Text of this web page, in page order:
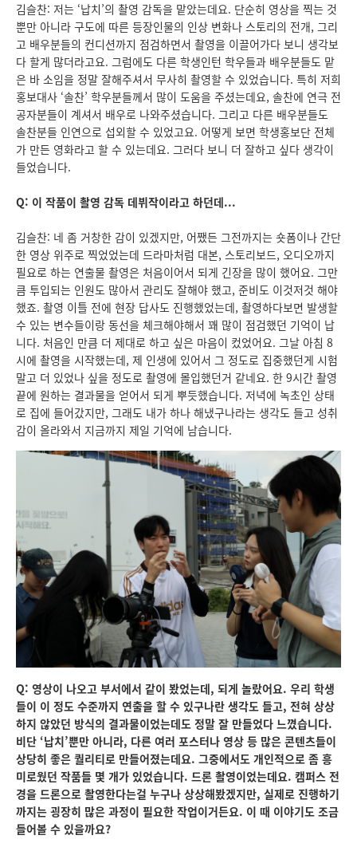
김슬찬: 저는 ‘납치’의 촬영 감독을 맡았는데요. 단순히 영상을 찍는 것
뿐만 아니라 구도에 따른 등장인물의 인상 변화나 스토리의 전개, 그리
고 배우분들의 컨디션까지 점검하면서 촬영을 이끌어가다 보니 생각보
다 할게 많더라고요. 그럼에도 다른 학생인턴 학우들과 배우분들도 맡
은 바 소임을 정말 잘해주셔서 무사히 촬영할 수 있었습니다. 특히 저희
홍보대사 ‘솔찬’ 학우분들께서 많이 도움을 주셨는데요, 솔찬에 연극 전
공자분들이 계셔서 배우로 나와주셨습니다. 그리고 다른 배우분들도
솔찬분들 인연으로 섭외할 수 있었고요. 어떻게 보면 학생홍보단 전체
가 만든 영화라고 할 수 있는데요. 그러다 보니 더 잘하고 싶다 생각이
들었습니다.
Q: 이 작품이 촬영 감독 데뷔작이라고 하던데...
김슬찬: 네 좀 거창한 감이 있겠지만, 어쨌든 그전까지는 숏폼이나 간단
한 영상 위주로 찍었었는데 드라마처럼 대본, 스토리보드, 오디오까지
필요로 하는 연출물 촬영은 처음이어서 되게 긴장을 많이 했어요. 그만
큼 투입되는 인원도 많아서 관리도 잘해야 했고, 준비도 이것저것 해야
했죠. 촬영 이틀 전에 현장 답사도 진행했었는데, 촬영하다보면 발생할
수 있는 변수들이랑 동선을 체크해야해서 꽤 많이 점검했던 기억이 납
니다. 처음인 만큼 더 제대로 하고 싶은 마음이 컸었어요. 그날 아침 8
시에 촬영을 시작했는데, 제 인생에 있어서 그 정도로 집중했던게 시험
말고 더 있었나 싶을 정도로 촬영에 몰입했던거 같네요. 한 9시간 촬영
끝에 원하는 결과물을 얻어서 되게 뿌듯했습니다. 저녁에 녹초인 상태
로 집에 들어갔지만, 그래도 내가 하나 해냈구나라는 생각도 들고 성취
감이 올라와서 지금까지 제일 기억에 남습니다.
Q: 영상이 나오고 부서에서 같이 봤었는데, 되게 놀랐어요. 우리 학생
들이 이 정도 수준까지 연출을 할 수 있구나란 생각도 들고, 전혀 상상
하지 않았던 방식의 결과물이었는데도 정말 잘 만들었다 느꼈습니다.
비단 ‘납치’뿐만 아니라, 다른 여러 포스터나 영상 등 많은 콘텐츠들이
상당히 좋은 퀄리티로 만들어졌는데요. 그중에서도 개인적으로 좀 흥
미로웠던 작품들 몇 개가 있었습니다. 드론 촬영이었는데요. 캠퍼스 전
경을 드론으로 촬영한다는걸 누구나 상상해봤겠지만, 실제로 진행하기
까지는 굉장히 많은 과정이 필요한 작업이거든요. 이 때 이야기도 조금
들어볼 수 있을까요?